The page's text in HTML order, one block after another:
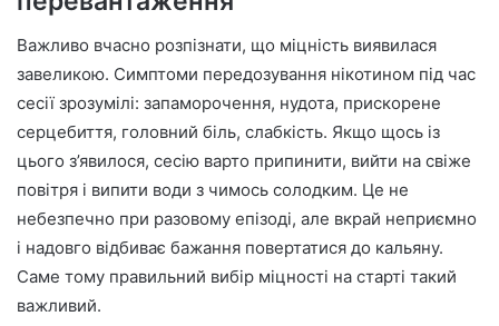
Важливо вчасно розпізнати, що міцність виявилася
завеликою. Симптоми передозування нікотином під час
сесії зрозумілі: запаморочення, нудота, прискорене
серцебиття, головний біль, слабкість. Якщо щось із
цього з’явилося, сесію варто припинити, вийти на свіже
повітря і випити води з чимось солодким. Це не
небезпечно при разовому епізоді, але вкрай неприємно
і надовго відбиває бажання повертатися до кальяну.
Саме тому правильний вибір міцності на старті такий
важливий.